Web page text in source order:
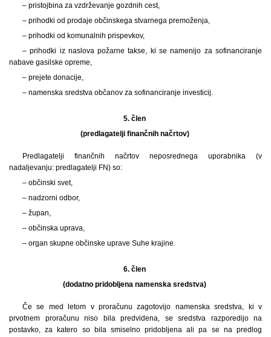
– pristojbina za vzdrževanje gozdnih cest,
– prihodki od prodaje občinskega stvarnega premoženja,
– prihodki od komunalnih prispevkov,
– prihodki iz naslova požarne takse, ki se namenijo za sofinanciranje
nabave gasilske opreme,
– prejete donacije,
– namenska sredstva občanov za sofinanciranje investicij.
5. člen
(predlagatelji finančnih načrtov)
Predlagatelji finančnih načrtov neposrednega uporabnika (v
nadaljevanju: predlagatelji FN) so:
– občinski svet,
– nadzorni odbor,
– župan,
– občinska uprava,
– organ skupne občinske uprave Suhe krajine.
6. člen
(dodatno pridobljena namenska sredstva)
Če se med letom v proračunu zagotovijo namenska sredstva, ki v
prvotnem proračunu niso bila predvidena, se sredstva razporedijo na
postavko, za katero so bila smiselno pridobljena ali pa se na predlog